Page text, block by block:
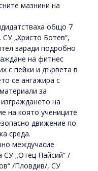
мазнини на
общо 7
„Христо Ботев“,
заради подробно
на фитнес
с пейки и дървета в
се ангажира с
за
на
на която учениците
движение по
среда.
междучасие
СУ „Отец Пайсий“ /
/Пловдив/, СУ